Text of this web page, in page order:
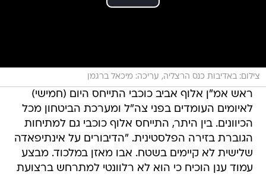
צילום: באדיבות כנס הרצליה, עריכה: מיכאל ברגמן
ראש אמ"ן אלוף אביב כוכבי התייחס היום (חמישי)
לאיומים העומדים בפני צה"ל ומערכת הביטחון מכל
הכיוונים. בין היתר, התייחס אלוף כוכבי גם למתיחות
הגוברת בזירה הפלסטינית. "הדיבורים על אינתיפאדה
שלישית לא קיימים בשטח. אבו מאזן במלכוד. מבצע
עמוד ענן הוכיח כי הוא לא רלוונטי למתרחש ברצועת